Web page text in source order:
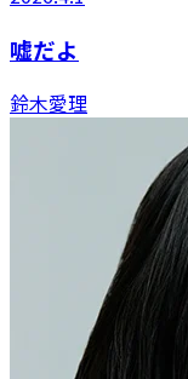
嘘だよ
鈴木愛理